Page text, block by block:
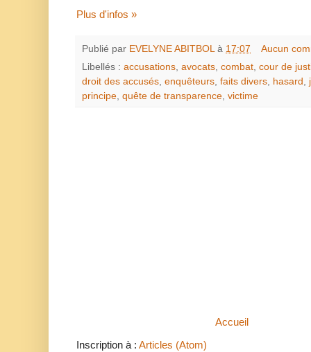
Plus d'infos »
Publié par EVELYNE ABITBOL à 17:07
Aucun
Libellés : accusations, avocats, combat, cour de
droit des accusés, enquêteurs, faits divers, hasard ,
principe, quête de transparence, victime
Accueil
Inscription à : Articles (Atom)